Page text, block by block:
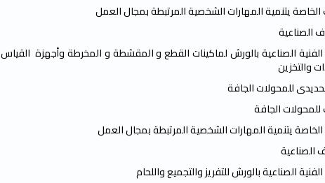
الخاصة يتنمية المهارات الشخصية المرتبطة بمجال العمل
الصناعية
الفنية الصناعية بالورش لماكينات القطع و المقشطة و المخرطة وأجهزة القياس
والتخزين
للمحولات الجافة
الجافة
الخاصة يتنمية المهارات الشخصية المرتبطة بمجال العمل
الصناعية
الصناعية بالورش للتفريز والتجميع واللحام